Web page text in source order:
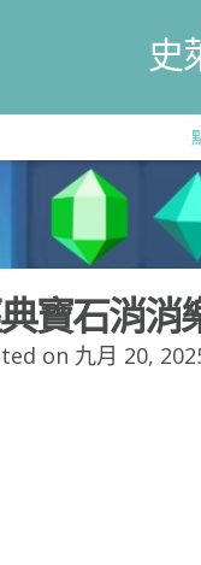
史
寶石消消
on 九月 20,